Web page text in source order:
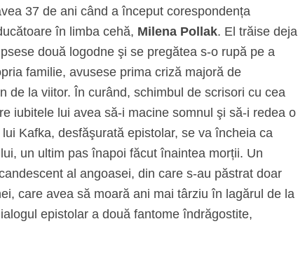
37 de ani când a început corespondența
în limba cehă, Milena Pollak. El trăise deja
două logodne şi se pregătea s-o rupă pe a
familie, avusese prima criză majoră de
de la viitor. În curând, schimbul de scrisori cu cea
iubitele lui avea să-i macine somnul şi să-i redea o
Kafka, desfăşurată epistolar, se va încheia ca
un ultim pas înapoi făcut înaintea morții. Un
al angoasei, din care s-au păstrat doar
care avea să moară ani mai târziu în lagărul de la
epistolar a două fantome îndrăgostite,